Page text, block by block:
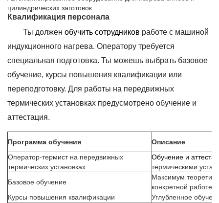
цилиндрических заготовок.
Квалификация персонала
Ты должен обучить сотрудников работе с машиной
индукционного нагрева. Оператору требуется
специальная подготовка. Ты можешь выбрать базовое
обучение, курсы повышения квалификации или
переподготовку. Для работы на передвижных
термических установках предусмотрено обучение и
аттестация.
Программа обучения
Описание
Оператор-термист на передвижных
термических установках
Обучение и
термическими
Базовое обучение
Максимум
конкретной работе
Курсы повышения квалификации
Углубленное